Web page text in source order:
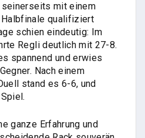
mit einem
qualifiziert
schien eindeutig: Im
Regli deutlich mit 27-8.
spannend und erwies
Nach einem
stand es 6-6, und
ganze Erfahrung und